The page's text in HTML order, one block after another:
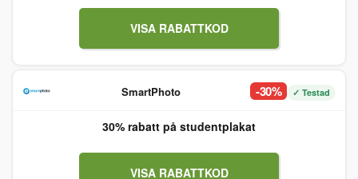
VISA RABATTKOD
SmartPhoto -30% ✓ Testad
30% rabatt på studentplakat
VISA RABATTKOD